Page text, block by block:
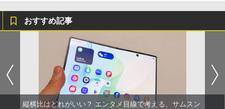
おすすめ記事
縦横比はどれがいい？ エンタメ目線で考える、サムスン